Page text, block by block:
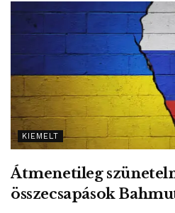
szerint a csúcstalálkozón az
előbb ismertették országaik
hétéves költségvetésről, majd
tömörítő Európai Tanács
vezetőknek az egymás közötti
meg. Ezek végeztével indulhat
Az uniós büdzsé kérdése most
megosztja a 27 tagállamot az
Britannia kilépése miatt. Az
Nagy-Britannia távozása az
KIEMELT
Átmenetileg
összecsapások